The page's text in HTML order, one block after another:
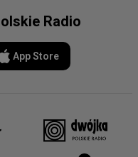
Radio
App Store